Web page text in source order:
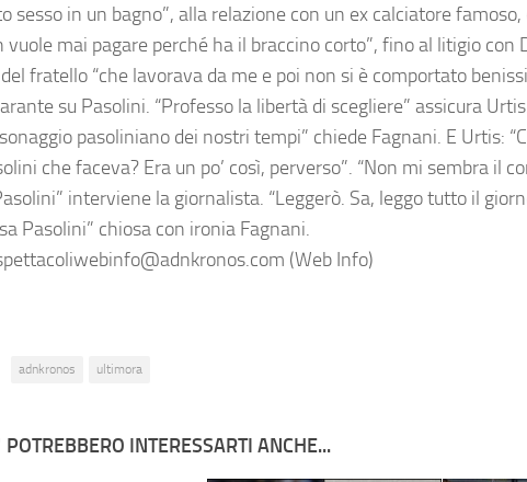
sesso in un bagno”, alla relazione con un ex calciatore famoso,
vuole mai pagare perché ha il braccino corto”, fino al litigio con
fratello “che lavorava da me e poi non si è comportato
su Pasolini. “Professo la libertà di scegliere” assicura
pasoliniano dei nostri tempi” chiede Fagnani. E Urtis:
che faceva? Era un po’ così, perverso”. “Non mi sembra il
interviene la giornalista. “Leggerò. Sa, leggo tutto il
Pasolini” chiosa con ironia Fagnani.
(Web Info)
adnkronos ultimora
POTREBBERO INTERESSARTI ANCHE...